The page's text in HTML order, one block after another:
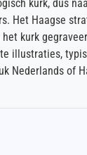
kurk, dus
Het Haagse
kurk
illustraties,
Nederlands of